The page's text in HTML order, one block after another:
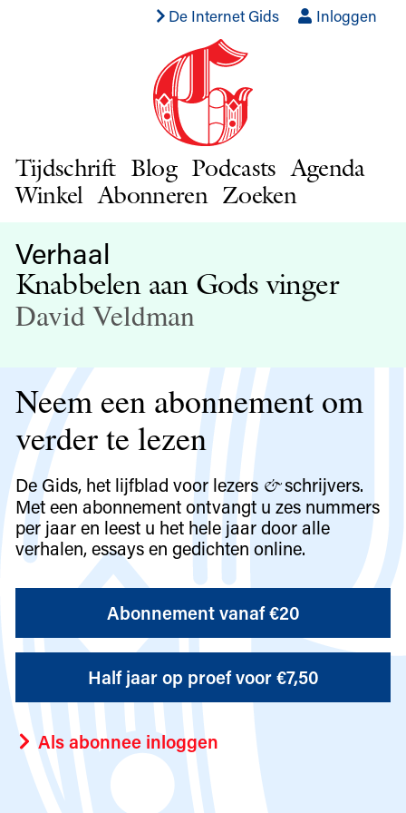
De Internet Gids Inloggen
Tijdschrift Blog Podcasts Agenda
Winkel Abonneren Zoeken
Verhaal
Knabbelen aan Gods vinger
David Veldman
Neem een abonnement om
verder te lezen
De Gids, het lijfblad voor lezers &schrijvers.
Met een abonnement ontvangt u zes nummers
per jaar en leest u het hele jaar door alle
verhalen, essays en gedichten online.
Abonnement vanaf €20
Half jaar op proef voor €7,50
Als abonnee inloggen